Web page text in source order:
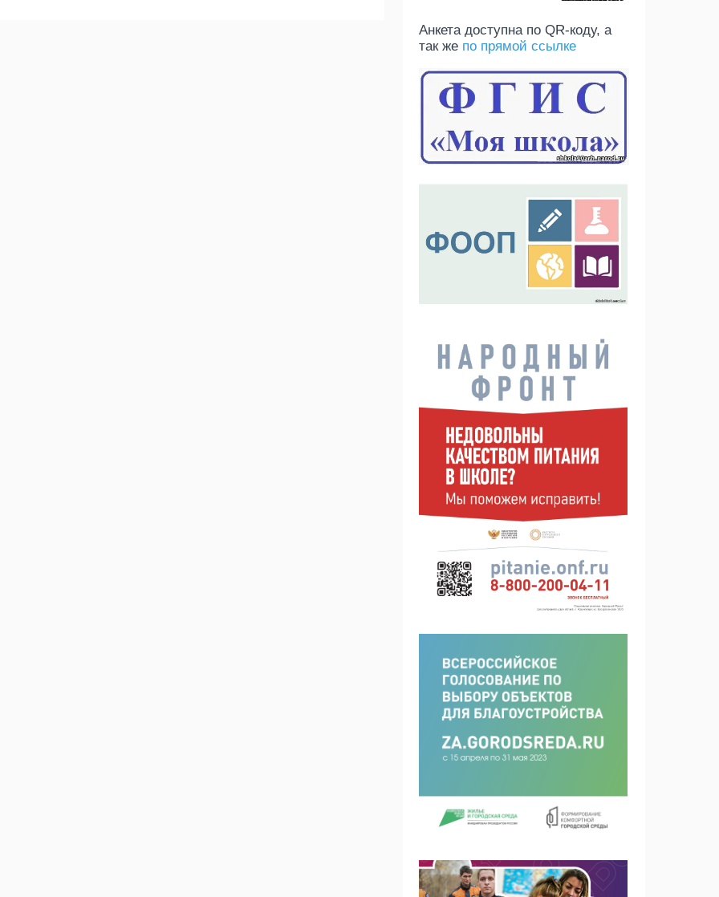
Анкета доступна по QR-коду, а
так же по прямой ссылке